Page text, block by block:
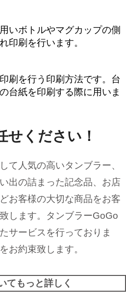
いボトルやマグカップの側
印刷を行います。
刷を行う印刷方法です。台
台紙を印刷する際に用いま
せください！
て人気の高いタンブラー、
出の詰まった記念品、お店
お客様の大切な商品をお客
します。タンブラーGoGo
サービスを行っておりま
お約束致します。
てもっと詳しく